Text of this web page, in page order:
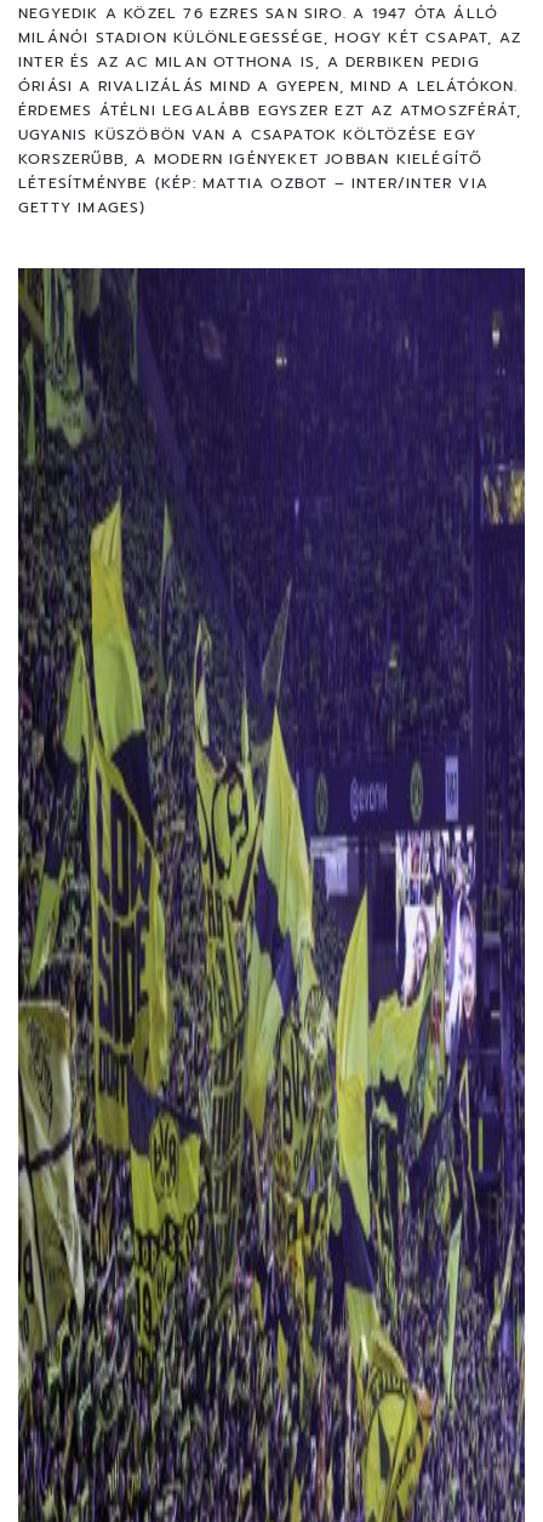
NEGYEDIK A KÖZEL 76 EZRES SAN SIRO. A 1947 ÓTA ÁLLÓ
MILÁNÓI STADION KÜLÖNLEGESSÉGE, HOGY KÉT CSAPAT, AZ
INTER ÉS AZ AC MILAN OTTHONA IS, A DERBIKEN PEDIG
ÓRIÁSI A RIVALIZÁLÁS MIND A GYEPEN, MIND A LELÁTÓKON.
ÉRDEMES ÁTÉLNI LEGALÁBB EGYSZER EZT AZ ATMOSZFÉRÁT,
UGYANIS KÜSZÖBÖN VAN A CSAPATOK KÖLTÖZÉSE EGY
KORSZERŰBB, A MODERN IGÉNYEKET JOBBAN KIELÉGÍTŐ
LÉTESÍTMÉNYBE (KÉP: MATTIA OZBOT – INTER/INTER VIA
GETTY IMAGES)